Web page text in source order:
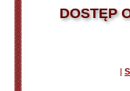
DOSTĘP
|